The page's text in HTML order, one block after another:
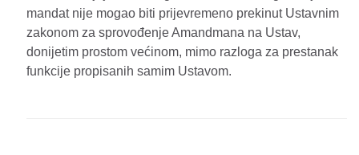
mandat nije mogao biti prijevremeno prekinut Ustavnim
zakonom za sprovođenje Amandmana na Ustav,
donijetim prostom većinom, mimo razloga za prestanak
funkcije propisanih samim Ustavom.